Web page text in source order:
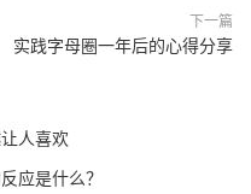
下一篇
实践字母圈一年后的心得分享
人喜欢
应是什么？